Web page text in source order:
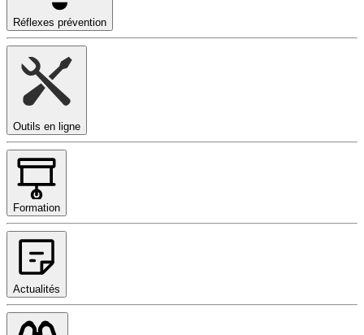
Réflexes prévention
Outils en ligne
Formation
Actualités